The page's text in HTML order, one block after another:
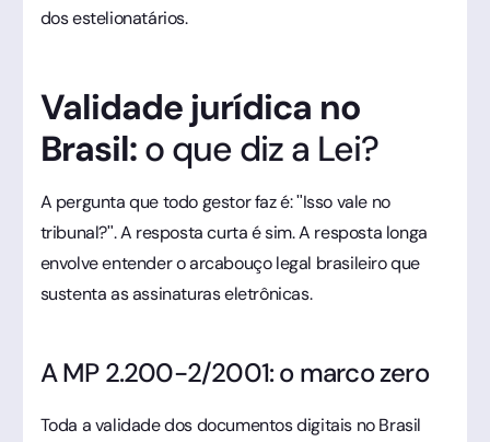
dos estelionatários.
Validade jurídica no
Brasil:o que diz a Lei?
A pergunta que todo gestor faz é: "Isso vale no
tribunal?". A resposta curta é sim. A resposta longa
envolve entender o arcabouço legal brasileiro que
sustenta as assinaturas eletrônicas.
A MP 2.200-2/2001: o marco zero
Toda a validade dos documentos digitais no Brasil